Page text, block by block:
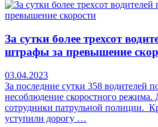
За сутки более трехсот
штрафы за превышение
03.04.2023
За последние сутки 358 водителей
несоблюдение скоростного режима.
сотрудники патрульной полиции.
уступили дорогу …